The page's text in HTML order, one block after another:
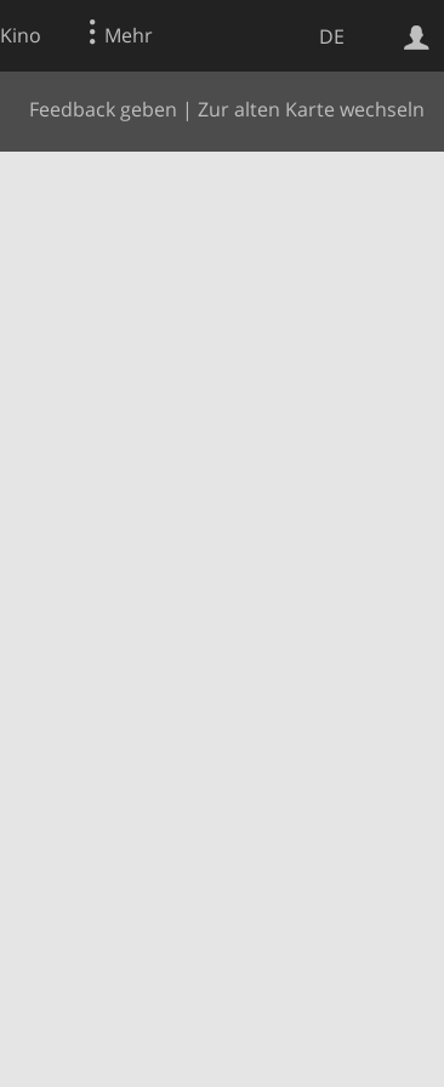
DE
Kino Mehr
Feedback geben | Zur alten Karte wechseln
Websuche